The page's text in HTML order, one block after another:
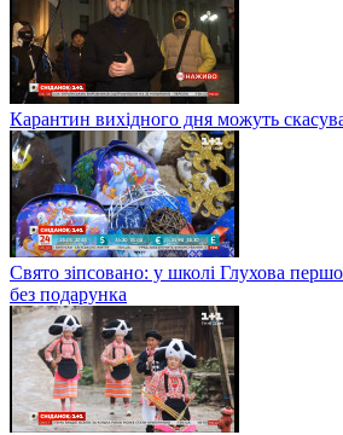
Карантин вихідного дня можуть
Свято зіпсовано: у школі Глухова
без подарунка